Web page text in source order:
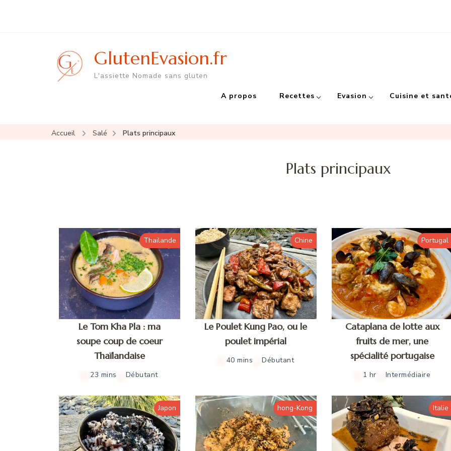
GlutenEvasion.fr
L'assiette Nomade sans gluten
A propos Recettes Evasion Cuisine et
Accueil Salé Plats principaux
Plats principaux
Thailande
Le Tom Kha Pla : ma
soupe coup de coeur
Thaïlandaise
23 mins Débutant
Chine
Le Poulet Kung Pao, ou le
poulet impérial
40 mins Débutant
Portugal
Cataplana de lotte aux
fruits de mer, une
spécialité portugaise
1 hr Intermédiaire
Japon hong-Kong Italie